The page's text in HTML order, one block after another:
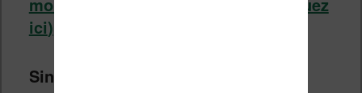
ici)
Sinon, voici quelques modèles